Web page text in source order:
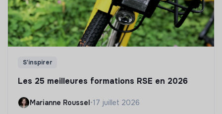
S'inspirer
Les 25 meilleures formations RSE en 2026
Marianne Roussel•17 juillet 2026